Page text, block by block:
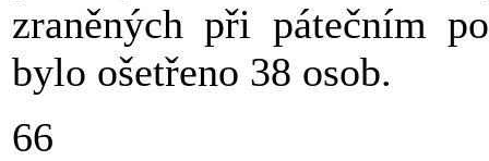
zraněných při pátečním
bylo ošetřeno 38 osob.
66